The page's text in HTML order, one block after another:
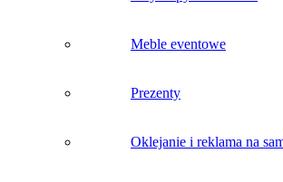
Meble eventowe
Prezenty
Oklejanie i reklama na